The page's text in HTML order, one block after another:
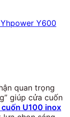
Y600
quan trọng
giúp cửa cuốn
cuốn U100 inox